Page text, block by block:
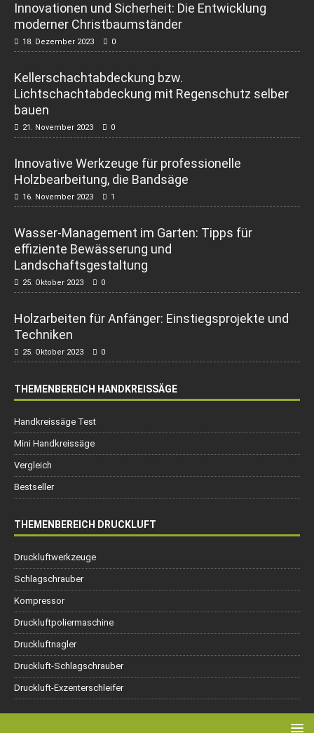
Innovationen und Sicherheit: Die Entwicklung
moderner Christbaumständer
18. Dezember 2023 0
Kellerschachtabdeckung bzw.
Lichtschachtabdeckung mit Regenschutz selber
bauen
21. November 2023 0
Innovative Werkzeuge für professionelle
Holzbearbeitung, die Bandsäge
16. November 2023 1
Wasser-Management im Garten: Tipps für
effiziente Bewässerung und
Landschaftsgestaltung
25. Oktober 2023 0
Holzarbeiten für Anfänger: Einstiegsprojekte und
Techniken
25. Oktober 2023 0
THEMENBEREICH HANDKREISSÄGE
Handkreissäge Test
Mini Handkreissäge
Vergleich
Bestseller
THEMENBEREICH DRUCKLUFT
Druckluftwerkzeuge
Schlagschrauber
Kompressor
Druckluftpoliermaschine
Druckluftnagler
Druckluft-Schlagschrauber
Druckluft-Exzenterschleifer